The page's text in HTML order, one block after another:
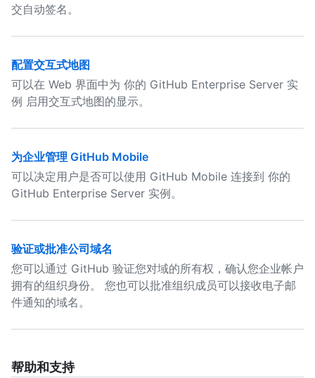
交自动签名。
配置交互式地图
可以在 Web 界面中为 你的 GitHub Enterprise Server 实
例 启用交互式地图的显示。
为企业管理 GitHub Mobile
可以决定用户是否可以使用 GitHub Mobile 连接到 你的
GitHub Enterprise Server 实例。
验证或批准公司域名
您可以通过 GitHub 验证您对域的所有权，确认您企业帐户
拥有的组织身份。 您也可以批准组织成员可以接收电子邮
件通知的域名。
帮助和支持